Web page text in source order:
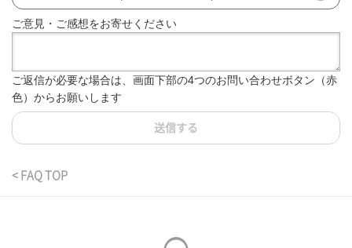
ご意見・ご感想をお寄せください
ご返信が必要な場合は、画面下部の4つのお問い合わせボタン（赤
色）からお願いします
送信する
< FAQ TOP